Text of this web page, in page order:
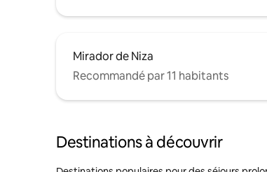
Mirador de Niza
Recommandé par 11 habitants
Destinations à découvrir